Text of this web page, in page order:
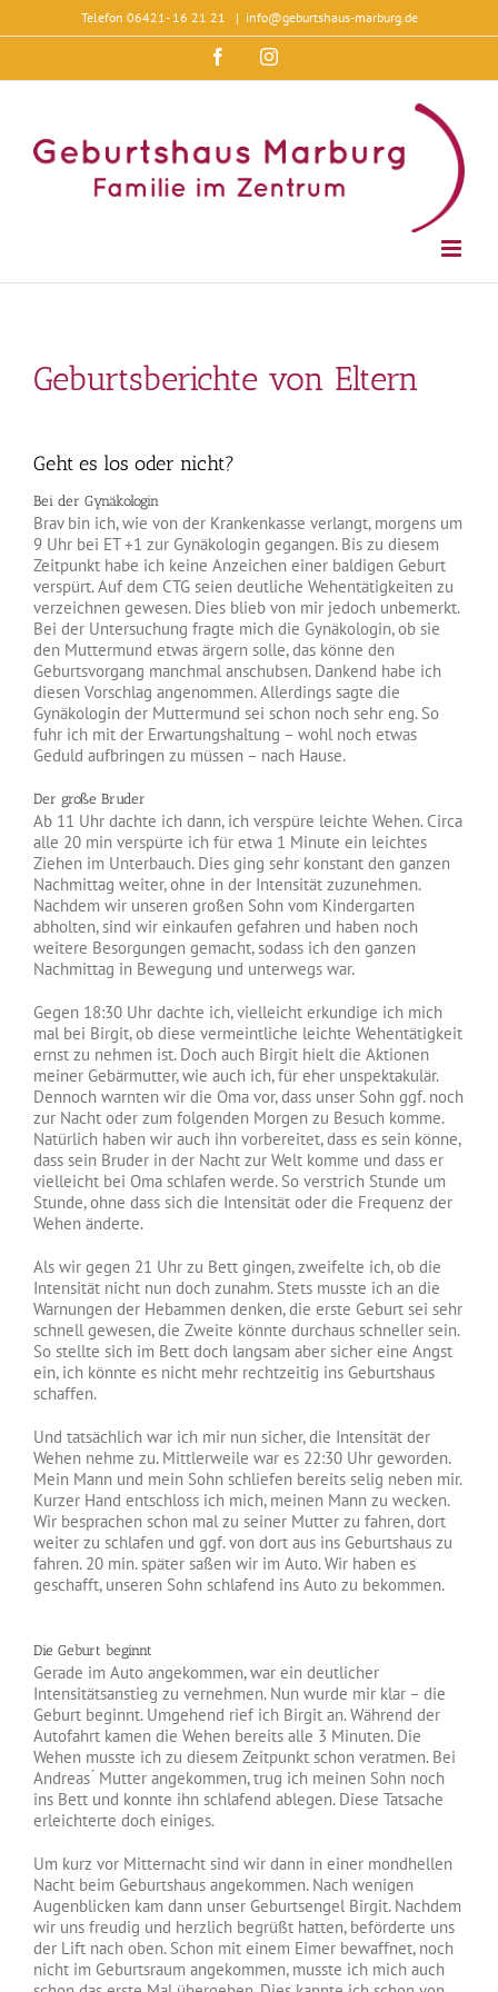
Inhalt
Telefon 06421- 16 21 21 | info@geburtshaus-marburg.de
FacebookInstagram
Geburtsberichte von Eltern
Geht es los oder nicht?
Bei der Gynäkologin
Brav bin ich, wie von der Krankenkasse verlangt, morgens um
9 Uhr bei ET +1 zur Gynäkologin gegangen. Bis zu diesem
Zeitpunkt habe ich keine Anzeichen einer baldigen Geburt
verspürt. Auf dem CTG seien deutliche Wehentätigkeiten zu
verzeichnen gewesen. Dies blieb von mir jedoch unbemerkt.
Bei der Untersuchung fragte mich die Gynäkologin, ob sie
den Muttermund etwas ärgern solle, das könne den
Geburtsvorgang manchmal anschubsen. Dankend habe ich
diesen Vorschlag angenommen. Allerdings sagte die
Gynäkologin der Muttermund sei schon noch sehr eng. So
fuhr ich mit der Erwartungshaltung – wohl noch etwas
Geduld aufbringen zu müssen – nach Hause.
Der große Bruder
Ab 11 Uhr dachte ich dann, ich verspüre leichte Wehen. Circa
alle 20 min verspürte ich für etwa 1 Minute ein leichtes
Ziehen im Unterbauch. Dies ging sehr konstant den ganzen
Nachmittag weiter, ohne in der Intensität zuzunehmen.
Nachdem wir unseren großen Sohn vom Kindergarten
abholten, sind wir einkaufen gefahren und haben noch
weitere Besorgungen gemacht, sodass ich den ganzen
Nachmittag in Bewegung und unterwegs war.
Gegen 18:30 Uhr dachte ich, vielleicht erkundige ich mich
mal bei Birgit, ob diese vermeintliche leichte Wehentätigkeit
ernst zu nehmen ist. Doch auch Birgit hielt die Aktionen
meiner Gebärmutter, wie auch ich, für eher unspektakulär.
Dennoch warnten wir die Oma vor, dass unser Sohn ggf. noch
zur Nacht oder zum folgenden Morgen zu Besuch komme.
Natürlich haben wir auch ihn vorbereitet, dass es sein könne,
dass sein Bruder in der Nacht zur Welt komme und dass er
vielleicht bei Oma schlafen werde. So verstrich Stunde um
Stunde, ohne dass sich die Intensität oder die Frequenz der
Wehen änderte.
Als wir gegen 21 Uhr zu Bett gingen, zweifelte ich, ob die
Intensität nicht nun doch zunahm. Stets musste ich an die
Warnungen der Hebammen denken, die erste Geburt sei sehr
schnell gewesen, die Zweite könnte durchaus schneller sein.
So stellte sich im Bett doch langsam aber sicher eine Angst
ein, ich könnte es nicht mehr rechtzeitig ins Geburtshaus
schaffen.
Und tatsächlich war ich mir nun sicher, die Intensität der
Wehen nehme zu. Mittlerweile war es 22:30 Uhr geworden.
Mein Mann und mein Sohn schliefen bereits selig neben mir.
Kurzer Hand entschloss ich mich, meinen Mann zu wecken.
Wir besprachen schon mal zu seiner Mutter zu fahren, dort
weiter zu schlafen und ggf. von dort aus ins Geburtshaus zu
fahren. 20 min. später saßen wir im Auto. Wir haben es
geschafft, unseren Sohn schlafend ins Auto zu bekommen.
Die Geburt beginnt
Gerade im Auto angekommen, war ein deutlicher
Intensitätsanstieg zu vernehmen. Nun wurde mir klar – die
Geburt beginnt. Umgehend rief ich Birgit an. Während der
Autofahrt kamen die Wehen bereits alle 3 Minuten. Die
Wehen musste ich zu diesem Zeitpunkt schon veratmen. Bei
Andreas ́ Mutter angekommen, trug ich meinen Sohn noch
ins Bett und konnte ihn schlafend ablegen. Diese Tatsache
erleichterte doch einiges.
Um kurz vor Mitternacht sind wir dann in einer mondhellen
Nacht beim Geburtshaus angekommen. Nach wenigen
Augenblicken kam dann unser Geburtsengel Birgit. Nachdem
wir uns freudig und herzlich begrüßt hatten, beförderte uns
der Lift nach oben. Schon mit einem Eimer bewaffnet, noch
nicht im Geburtsraum angekommen, musste ich mich auch